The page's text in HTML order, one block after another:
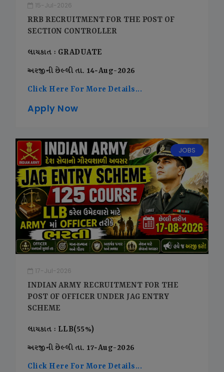
15-Jul-2026
RRB RECRUITMENT FOR THE POST OF
SECTION CONTROLLER
લાયકાત : GRADUATE
અરજીની છેલ્લી તા. 14-Aug-2026
Click Here For More Details...
Apply Now
JOBS
17-Jul-2026
INDIAN ARMY RECRUITMENT FOR THE
POST OF OFFICER UNDER JAG ENTRY
SCHEME
લાયકાત : LLB(55%)
અરજીની છેલ્લી તા. 17-Aug-2026
Click Here For More Details...